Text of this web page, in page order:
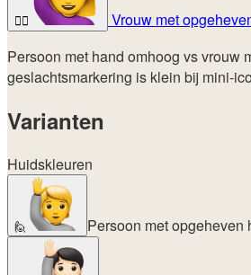
🙋‍♀️
Vrouw met
Persoon met hand omhoog vs vrouw
geslachtsmarkering is klein bij mini-
Varianten
Huidskleuren
🙋 Persoon met opgeheven